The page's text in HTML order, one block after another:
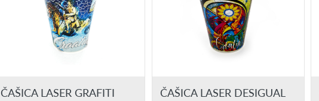
ČAŠICA LASER GRAFITI ČAŠICA LASER DESIGUAL